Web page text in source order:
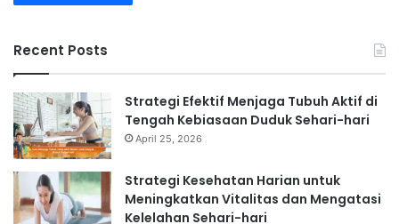
Recent Posts
Strategi Efektif Menjaga Tubuh Aktif di
Tengah Kebiasaan Duduk Sehari-hari
April 25, 2026
Strategi Kesehatan Harian untuk
Meningkatkan Vitalitas dan Mengatasi
Kelelahan Sehari-hari